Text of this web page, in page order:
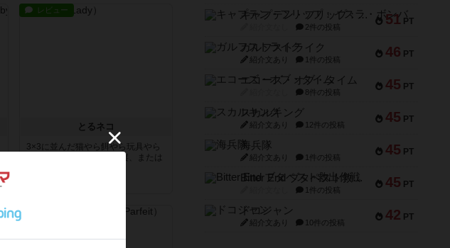
レビュー
とるネコ
3×3に並んだ猫やら餌やら玩具やら
のカード。自分の手番で縦、または
51 PT
キャプテン・フリップ：イスラ・ボンバ
2件の投稿
46 PT
ガルフストライク
紹介文あり 1件の投稿
45 PT
エコーズ・オブ・タイム
8件の投稿
45 PT
スカルキング
紹介文あり 12件の投稿
45 PT
海兵隊
紹介文あり 1件の投稿
45 PT
Bitter End ブタペスト救出作戦
1件の投稿
42 PT
ドコジャン
紹介文あり 10件の投稿